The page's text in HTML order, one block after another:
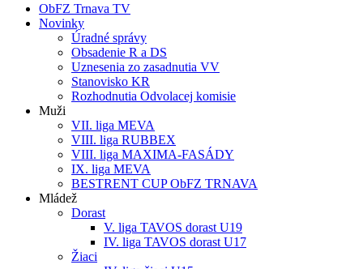
ObFZ Trnava TV
Novinky
Úradné správy
Obsadenie R a DS
Uznesenia zo zasadnutia VV
Stanovisko KR
Rozhodnutia Odvolacej komisie
Muži
VII. liga MEVA
VIII. liga RUBBEX
VIII. liga MAXIMA-FASÁDY
IX. liga MEVA
BESTRENT CUP ObFZ TRNAVA
Mládež
Dorast
V. liga TAVOS dorast U19
IV. liga TAVOS dorast U17
Žiaci